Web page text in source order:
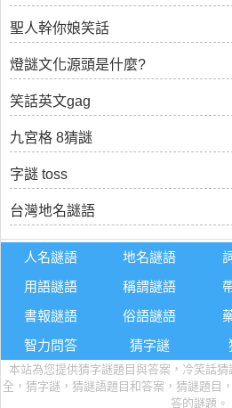
聖人幹你娘笑話
燈謎文化源頭是什麼?
笑話英文gag
九宮格 8猜謎
字謎 toss
台灣地名謎語
人名謎語 地名謎語
用語謎語
稱謂謎語
書報謎語
俗語謎語
智力問答
猜字謎
本站為您提供猜字謎題目與答案，冷笑話
全，猜字謎，猜謎語題目和答案，猜謎題目
答的謎題。